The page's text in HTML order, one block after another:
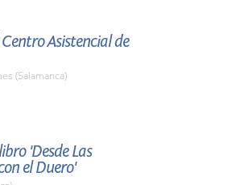
Asistencial de
(Salamanca)
'Desde Las
el Duero'